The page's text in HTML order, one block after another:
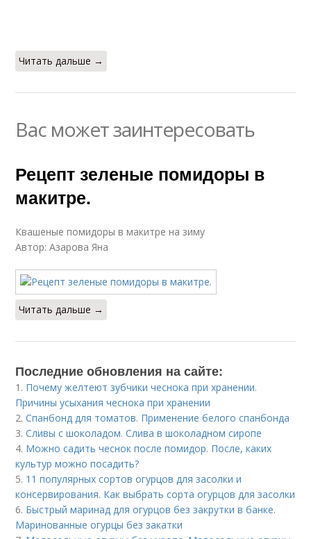
Читать дальше →
Вас может заинтересовать
Рецепт зеленые помидоры в
макитре.
Квашеные помидоры в макитре на зиму
Автор: Азарова Яна
Читать дальше →
Последние обновления на сайте:
1. Почему желтеют зубчики чеснока при хранении.
Причины усыхания чеснока при хранении
2.Спанбонд для томатов. Применение белого спанбонда
3.Сливы с шоколадом. Слива в шоколадном сиропе
4. Можно садить чеснок после помидор. После, каких
культур можно посадить?
5. 11 популярных сортов огурцов для засолки и
консервирования. Как выбрать сорта огурцов для засолки
6. Быстрый маринад для огурцов без закрутки в банке.
Маринованные огурцы без закатки